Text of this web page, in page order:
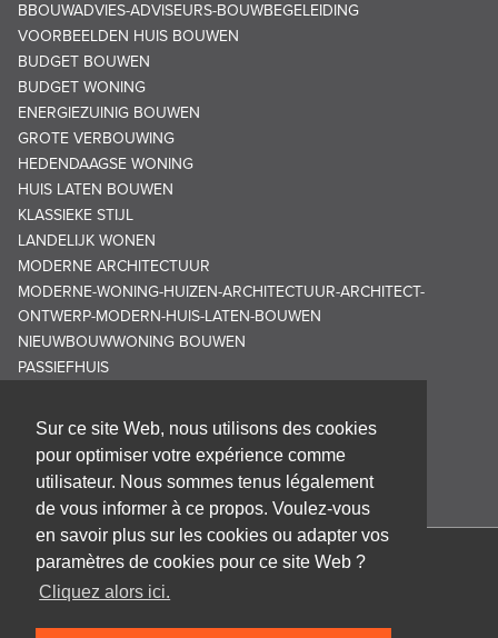
Sur ce site Web, nous utilisons des cookies
pour optimiser votre expérience comme
utilisateur. Nous sommes tenus légalement
de vous informer à ce propos. Voulez-vous
en savoir plus sur les cookies ou adapter vos
paramètres de cookies pour ce site Web ?
Cliquez alors ici.
BBOUWADVIES-ADVISEURS-BOUWBEGELEIDING
VOORBEELDEN HUIS BOUWEN
BUDGET BOUWEN
BUDGET WONING
ENERGIEZUINIG BOUWEN
GROTE VERBOUWING
HEDENDAAGSE WONING
HUIS LATEN BOUWEN
KLASSIEKE STIJL
LANDELIJK WONEN
MODERNE ARCHITECTUUR
MODERNE-WONING-HUIZEN-ARCHITECTUUR-ARCHITECT-
ONTWERP-MODERN-HUIS-LATEN-BOUWEN
NIEUWBOUWWONING BOUWEN
PASSIEFHUIS
Cabinet d'architecture Frank GRUWEZ bvba
9700 Oudenaarde